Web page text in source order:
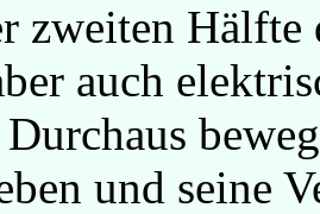
zweiten
auch
und seine